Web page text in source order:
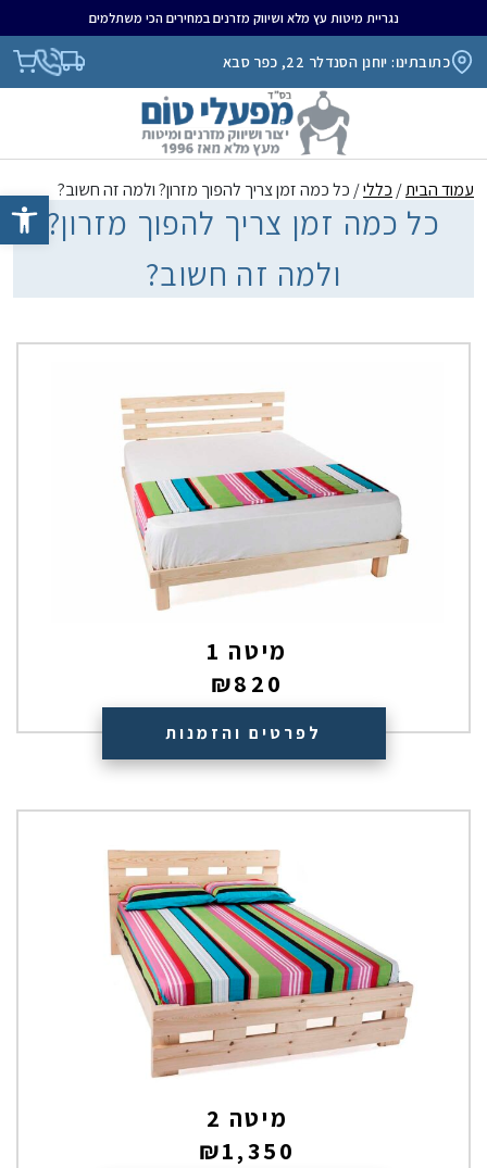
פתח סרגל
נגריית מיטות עץ מלא ושיווק מזרנים במחירים הכי משתלמים
כתובתינו: יוחנן הסנדלר 22, כפר סבא
עמוד הבית/ כללי/ כל כמה זמן צריך להפוך מזרון? ולמה זה חשוב?
כל כמה זמן צריך להפוך מזרון?
ולמה זה חשוב?
מיטה 1
₪820
לפרטים והזמנות
מיטה 2
₪1,350